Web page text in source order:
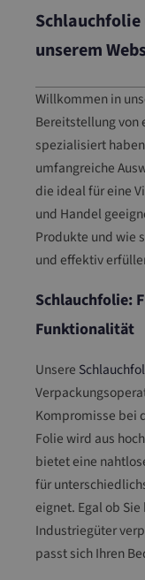
unserem
Willkommen in
Bereitstellung von
spezialisiert
umfangreiche
die ideal für eine
und Handel
Produkte und wie
und effektiv
Schlauchfolie:
Funktionalität
Unsere
Kompromisse bei
Folie wird aus
bietet eine
für
eignet. Egal ob
Industriegüter
passt sich Ihren